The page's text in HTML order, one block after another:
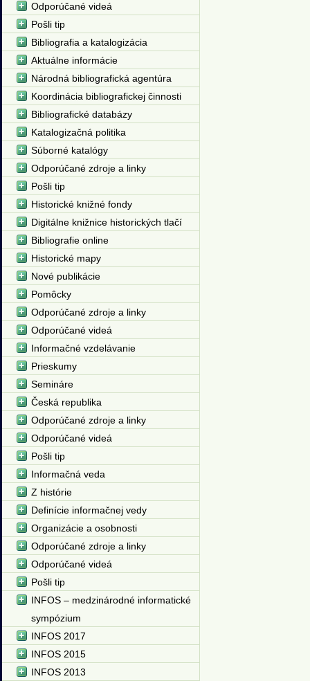
Odporúčané videá
Pošli tip
Bibliografia a katalogizácia
Aktuálne informácie
Národná bibliografická agentúra
Koordinácia bibliografickej činnosti
Bibliografické databázy
Katalogizačná politika
Súborné katalógy
Odporúčané zdroje a linky
Pošli tip
Historické knižné fondy
Digitálne knižnice historických tlačí
Bibliografie online
Historické mapy
Nové publikácie
Pomôcky
Odporúčané zdroje a linky
Odporúčané videá
Informačné vzdelávanie
Prieskumy
Semináre
Česká republika
Odporúčané zdroje a linky
Odporúčané videá
Pošli tip
Informačná veda
Z histórie
Definície informačnej vedy
Organizácie a osobnosti
Odporúčané zdroje a linky
Odporúčané videá
Pošli tip
INFOS – medzinárodné informatické
sympózium
INFOS 2017
INFOS 2015
INFOS 2013